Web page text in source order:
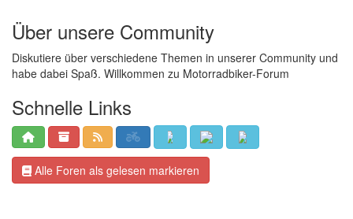
Über unsere Community
Diskutiere über verschiedene Themen in unserer Community und
Schnelle Links
Alle Foren als gelesen markieren